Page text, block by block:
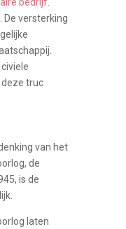
versterking
truc
van het
de
is de
laten